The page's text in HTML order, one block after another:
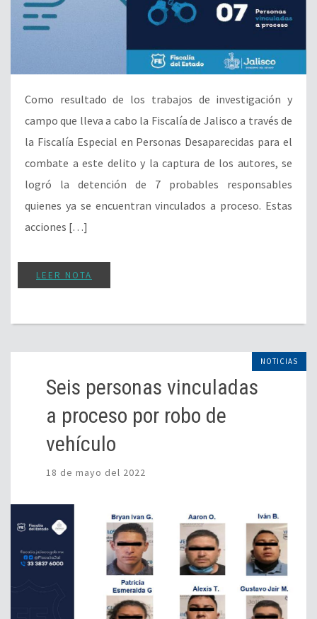
Como resultado de los trabajos de investigación y
campo que lleva a cabo la Fiscalía de Jalisco a través de
la Fiscalía Especial en Personas Desaparecidas para el
combate a este delito y la captura de los autores, se
logró la detención de 7 probables responsables
quienes ya se encuentran vinculados a proceso. Estas
acciones […]
LEER NOTA
NOTICIAS
Seis personas vinculadas
a proceso por robo de
vehículo
18 de mayo del 2022